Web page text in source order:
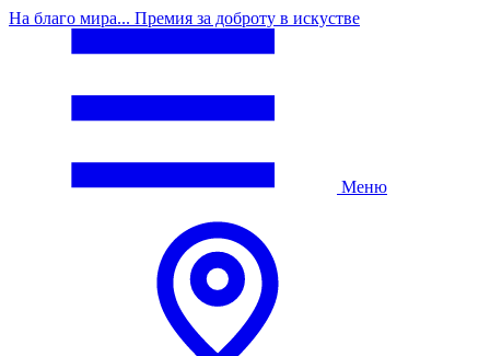
На благо мира... Премия за доброту в искустве
Меню